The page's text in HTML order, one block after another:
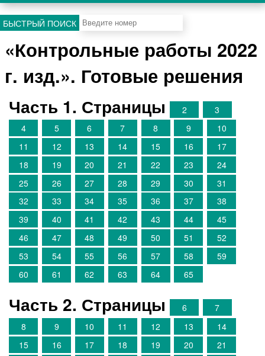
БЫСТРЫЙ ПОИСК
«Контрольные работы 2022
г. изд.». Готовые решения
Часть 1. Страницы 2
3
4
5 6 7 8 9
10
11
12 13 14 15 16
17
18
19 20 21 22 23
24
25
26 27 28 29 30
31
32
33 34 35 36 37
38
39
40 41 42 43 44
45
46
47 48 49 50 51
52
53
54 55 56 57 58
59
60
61 62 63 64 65
Часть 2. Страницы 6
7
8
9 10 11 12 13
14
15
16 17 18 19 20
21